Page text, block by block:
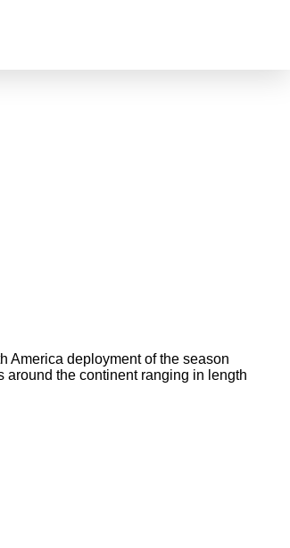
America deployment of the season
the continent ranging in length